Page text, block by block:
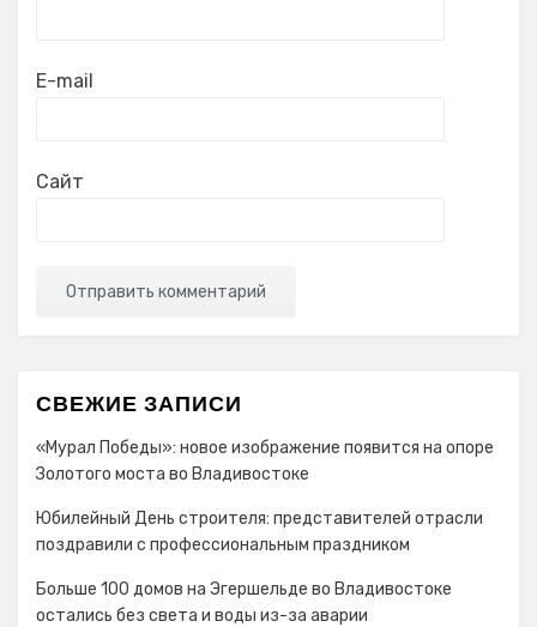
E-mail
Сайт
СВЕЖИЕ ЗАПИСИ
«Мурал Победы»: новое изображение появится на опоре
Золотого моста во Владивостоке
Юбилейный День строителя: представителей отрасли
поздравили с профессиональным праздником
Больше 100 домов на Эгершельде во Владивостоке
остались без света и воды из-за аварии